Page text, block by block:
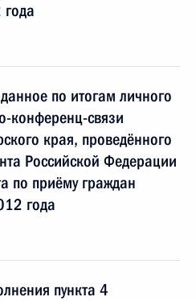
по итогам личного
конференц-связи
края, проведённого
Российской Федерации
по приёму граждан
года
пункта 4